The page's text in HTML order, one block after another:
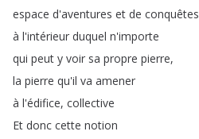
espace d'aventures et de conquêtes
à l'intérieur duquel n'importe
qui peut y voir sa propre pierre,
la pierre qu'il va amener
à l'édifice, collective
Et donc cette notion